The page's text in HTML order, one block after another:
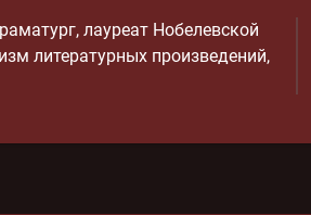
лауреат Нобелевской
литературных произведений,